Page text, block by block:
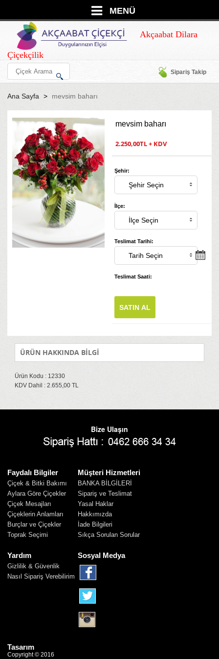
MENÜ
Akçaabat Dilara
Çiçekçilik
Sipariş Takip
Ana Sayfa mevsim baharı
mevsim baharı
2.250,00TL + KDV
Şehir:
İlçe:
Teslimat Tarihi:
Teslimat Saati:
SATIN AL
ÜRÜN HAKKINDA BİLGİ
Ürün Kodu : 12330
KDV Dahil : 2.655,00 TL
Bize Ulaşın
Faydalı Bilgiler
Çiçek & Bitki Bakımı
Aylara Göre Çiçekler
Çiçek Mesajları
Çiçeklerin Anlamları
Burçlar ve Çiçekler
Toprak Seçimi
Müşteri Hizmetleri
BANKA BİLGİLERİ
Sipariş ve Teslimat
Yasal Haklar
Hakkımızda
İade Bilgileri
Sıkça Sorulan Sorular
Yardım
Gizlilik & Güvenlik
Nasıl Sipariş Verebilirim
Sosyal Medya
Tasarım
Copyright © 2016